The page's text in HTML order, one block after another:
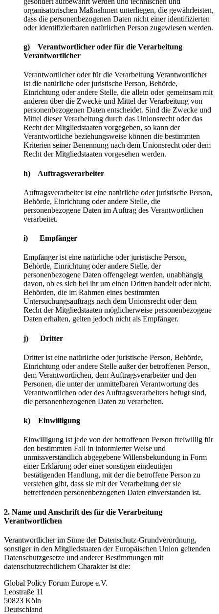
organisatorischen Maßnahmen unterliegen, die gewährleisten,
dass die personenbezogenen Daten nicht einer identifizierten
oder identifizierbaren natürlichen Person zugewiesen werden.
g) Verantwortlicher oder für die Verarbeitung
Verantwortlicher
Verantwortlicher oder für die Verarbeitung Verantwortlicher
ist die natürliche oder juristische Person, Behörde,
Einrichtung oder andere Stelle, die allein oder gemeinsam mit
anderen über die Zwecke und Mittel der Verarbeitung von
personenbezogenen Daten entscheidet. Sind die Zwecke und
Mittel dieser Verarbeitung durch das Unionsrecht oder das
Recht der Mitgliedstaaten vorgegeben, so kann der
Verantwortliche beziehungsweise können die bestimmten
Kriterien seiner Benennung nach dem Unionsrecht oder dem
Recht der Mitgliedstaaten vorgesehen werden.
h) Auftragsverarbeiter
Auftragsverarbeiter ist eine natürliche oder juristische Person,
Behörde, Einrichtung oder andere Stelle, die
personenbezogene Daten im Auftrag des Verantwortlichen
verarbeitet.
i) Empfänger
Empfänger ist eine natürliche oder juristische Person,
Behörde, Einrichtung oder andere Stelle, der
personenbezogene Daten offengelegt werden, unabhängig
davon, ob es sich bei ihr um einen Dritten handelt oder nicht.
Behörden, die im Rahmen eines bestimmten
Untersuchungsauftrags nach dem Unionsrecht oder dem
Recht der Mitgliedstaaten möglicherweise personenbezogene
Daten erhalten, gelten jedoch nicht als Empfänger.
j) Dritter
Dritter ist eine natürliche oder juristische Person, Behörde,
Einrichtung oder andere Stelle außer der betroffenen Person,
dem Verantwortlichen, dem Auftragsverarbeiter und den
Personen, die unter der unmittelbaren Verantwortung des
Verantwortlichen oder des Auftragsverarbeiters befugt sind,
die personenbezogenen Daten zu verarbeiten.
k) Einwilligung
Einwilligung ist jede von der betroffenen Person freiwillig für
den bestimmten Fall in informierter Weise und
unmissverständlich abgegebene Willensbekundung in Form
einer Erklärung oder einer sonstigen eindeutigen
bestätigenden Handlung, mit der die betroffene Person zu
verstehen gibt, dass sie mit der Verarbeitung der sie
betreffenden personenbezogenen Daten einverstanden ist.
2. Name und Anschrift des für die Verarbeitung
Verantwortlichen
Verantwortlicher im Sinne der Datenschutz-Grundverordnung,
sonstiger in den Mitgliedstaaten der Europäischen Union geltenden
Datenschutzgesetze und anderer Bestimmungen mit
datenschutzrechtlichem Charakter ist die:
Global Policy Forum Europe e.V.
Leostraße 11
50823 Köln
Deutschland